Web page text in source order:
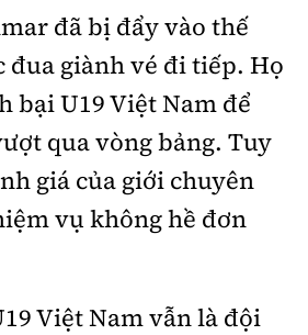
đã bị đẩy vào thế
đua giành vé đi tiếp. Họ
bại U19 Việt Nam để
qua vòng bảng. Tuy
giá của giới chuyên
vụ không hề đơn
Việt Nam vẫn là đội